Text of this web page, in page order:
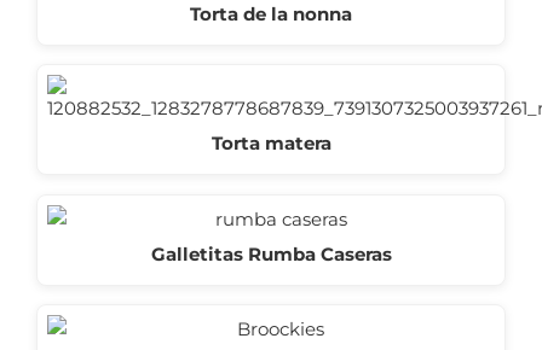
Torta de la nonna
Torta matera
Galletitas Rumba Caseras